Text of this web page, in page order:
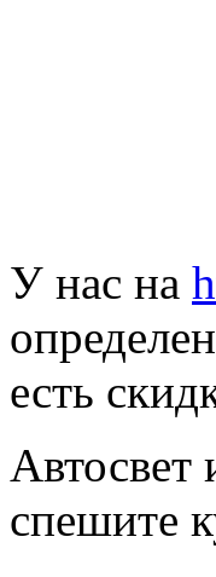
У нас на
есть
Автосвет
спешите